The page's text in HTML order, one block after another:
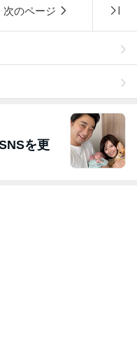
次のページ
を更